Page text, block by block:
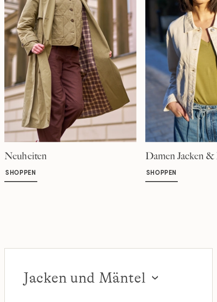
Neuheiten
SHOPPEN
Damen Jacken
SHOPPEN
Jacken und Mäntel